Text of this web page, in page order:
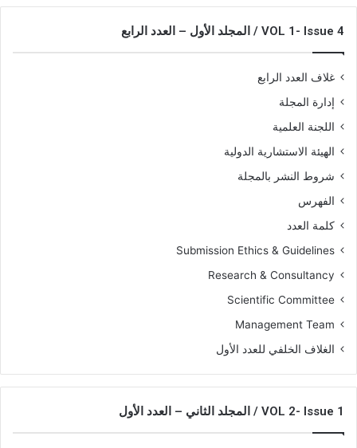
VOL 1- Issue 4 / المجلد الأول – العدد الرابع
غلاف العدد الرابع
إدارة المجلة
اللجنة العلمية
الهيئة الاستشارية الدولية
شروط النشر بالمجلة
الفهرس
كلمة العدد
Submission Ethics & Guidelines
Research & Consultancy
Scientific Committee
Management Team
الغلاف الخلفي للعدد الأول
VOL 2- Issue 1 / المجلد الثاني – العدد الأول